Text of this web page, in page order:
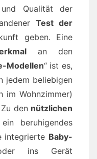
Qualität der
Test der
geben. Eine
an den
Modellen“ ist es,
jedem beliebigen
im Wohnzimmer)
den nützlichen
beruhigendes
integrierte Baby-
ins Gerät